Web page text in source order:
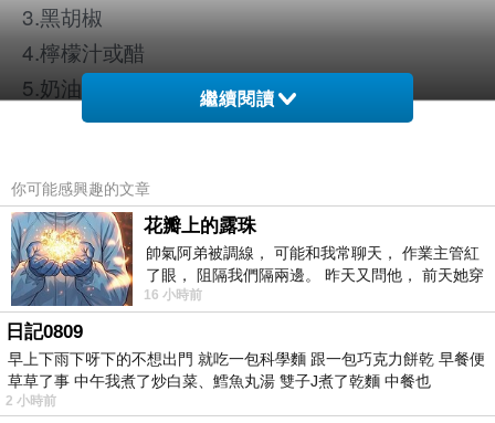
3.黑胡椒
4.檸檬汁或醋
5.奶油
6.義式香料或迷迭香(可省略)
🍴做法：
1.馬鈴薯削皮切塊，放到電鍋蒸熟（外鍋一杯
水）
2.趁馬鈴薯還熱騰騰的時候，加入一湯匙的奶
油，攪拌成泥
3.小黃瓜洗淨切片
4.水煮蛋跟馬鈴薯一起用湯匙攪拌壓碎
繼續閱讀
你可能感興趣的文章
花瓣上的露珠
帥氣阿弟被調線， 可能和我常聊天， 作業主管紅
了眼， 阻隔我們隔兩邊。 昨天又問他， 前天她穿
什麼顏色衣服， 不經
16 小時前
日記0809
早上下雨下呀下的不想出門 就吃一包科學麵 跟一包巧克力餅乾 早餐便
草草了事 中午我煮了炒白菜、鱈魚丸湯 雙子J煮了乾麵 中餐也
2 小時前